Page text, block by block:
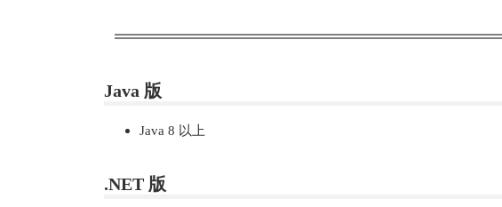
Java 版
Java 8 以上
.NET 版